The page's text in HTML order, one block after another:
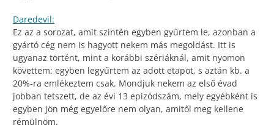
Daredevil:
Ez az a sorozat, amit szintén egyben gyűrtem le, azonban a
gyártó cég nem is hagyott nekem más megoldást. Itt is
ugyanaz történt, mint a korábbi szériáknál, amit nyomon
követtem: egyben legyűrtem az adott etapot, s aztán kb. a
20%-ra emlékeztem csak. Mondjuk nekem az első évad
jobban tetszett, de az évi 13 epizódszám, mely egyébként is
egyben jön még egyelőre nem olyan, amitől meg kellene
rémülnöm.